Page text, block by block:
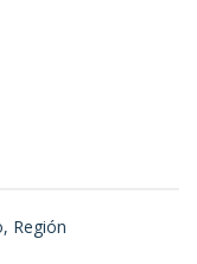
Región